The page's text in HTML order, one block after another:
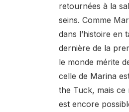
retournées à la
seins. Comme
dans l’histoire en
dernière de la
le monde mérite
celle de Marina
the Tuck, mais ce
est encore